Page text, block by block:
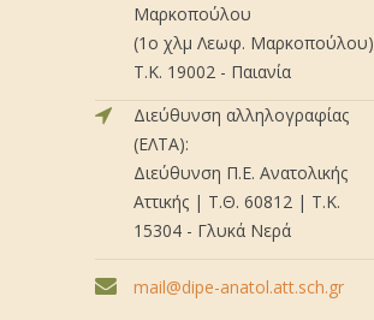
Μαρκοπούλου
(1ο χλμ Λεωφ. Μαρκοπούλου)
Τ.Κ. 19002 - Παιανία
Διεύθυνση αλληλογραφίας
(ΕΛΤΑ):
Διεύθυνση Π.Ε. Ανατολικής
Αττικής | Τ.Θ. 60812 | Τ.Κ.
15304 - Γλυκά Νερά
mail@dipe-anatol.att.sch.gr